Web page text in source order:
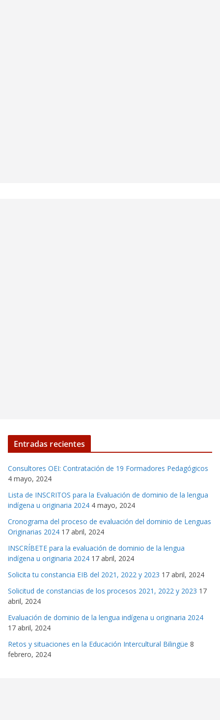
Entradas recientes
Consultores OEI: Contratación de 19 Formadores Pedagógicos
4 mayo, 2024
Lista de INSCRITOS para la Evaluación de dominio de la lengua
indígena u originaria 2024 4 mayo, 2024
Cronograma del proceso de evaluación del dominio de Lenguas
Originarias 2024 17 abril, 2024
INSCRÍBETE para la evaluación de dominio de la lengua
indígena u originaria 2024 17 abril, 2024
Solicita tu constancia EIB del 2021, 2022 y 2023 17 abril, 2024
Solicitud de constancias de los procesos 2021, 2022 y 2023 17
abril, 2024
Evaluación de dominio de la lengua indígena u originaria 2024
17 abril, 2024
Retos y situaciones en la Educación Intercultural Bilingüe 8
febrero, 2024